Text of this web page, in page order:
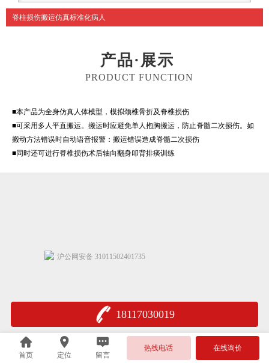
脊柱损伤搬运仿真标准化病人
产品·展示
PRODUCT FUNCTION
■本产品为全身仿真人体模型，模拟颈椎骨折及脊椎损伤
■可采用多人平直搬运。搬运时应避免单人抱胸搬运，防止脊髓二次损伤。如
搬动方法错误时自动语音报警：搬运错误造成脊髓二次损伤
■同时还可进行脊椎损伤术后轴向翻身叩背排痰训练
18117030019
首页 定位 留言
热线电话 在线询价
沪公网安备 31011502401735